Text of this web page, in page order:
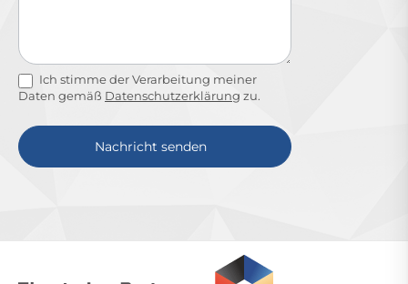
Ich stimme der Verarbeitung meiner
Daten gemäß Datenschutzerklärung zu.
Nachricht senden